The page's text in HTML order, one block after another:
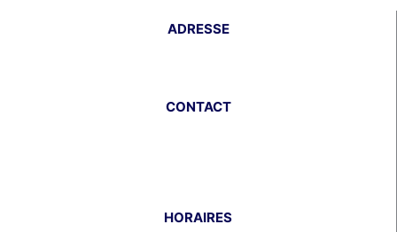
ADRESSE
CONTACT
HORAIRES